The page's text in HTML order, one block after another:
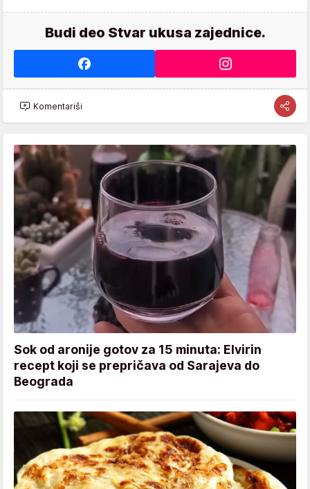
Budi deo Stvar ukusa zajednice.
Komentariši
Sok od aronije gotov za 15 minuta: Elvirin
recept koji se prepričava od Sarajeva do
Beograda